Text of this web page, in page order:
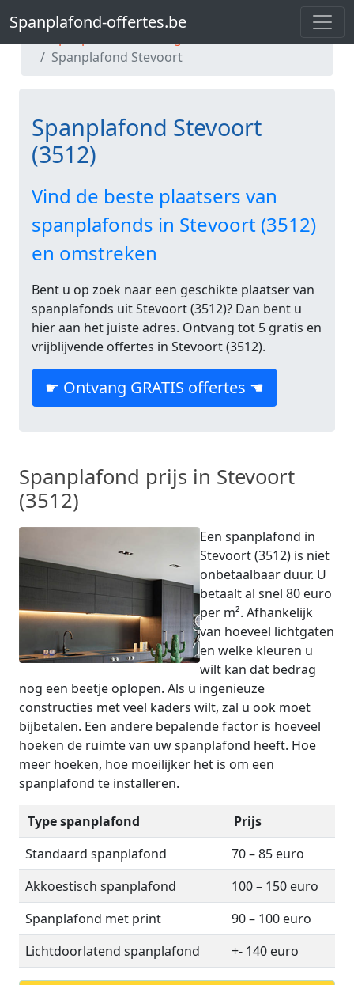
Spanplafond-offertes.be
Spanplafond-offertes.be
Spanplafond Stevoort
Spanplafond Stevoort
(3512)
Vind de beste plaatsers van
spanplafonds in Stevoort (3512)
en omstreken
Bent u op zoek naar een geschikte plaatser van
spanplafonds uit Stevoort (3512)? Dan bent u
hier aan het juiste adres. Ontvang tot 5 gratis en
vrijblijvende offertes in Stevoort (3512).
☛ Ontvang GRATIS offertes ☚
Spanplafond prijs in Stevoort
(3512)
Een spanplafond in
Stevoort (3512) is niet
onbetaalbaar duur. U
betaalt al snel 80 euro
per m². Afhankelijk
van hoeveel lichtgaten
en welke kleuren u
wilt kan dat bedrag
nog een beetje oplopen. Als u ingenieuze
constructies met veel kaders wilt, zal u ook moet
bijbetalen. Een andere bepalende factor is hoeveel
hoeken de ruimte van uw spanplafond heeft. Hoe
meer hoeken, hoe moeilijker het is om een
spanplafond te installeren.
Type spanplafond
Prijs
Standaard spanplafond
70 – 85 euro
Akkoestisch spanplafond
100 – 150 euro
Spanplafond met print
90 – 100 euro
Lichtdoorlatend spanplafond
+- 140 euro